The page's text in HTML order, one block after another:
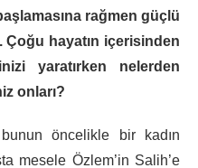
rağmen güçlü
Çoğu hayatın içerisinden
yaratırken nelerden
onları?
öncelikle bir kadın
mesele Özlem’in Salih’e